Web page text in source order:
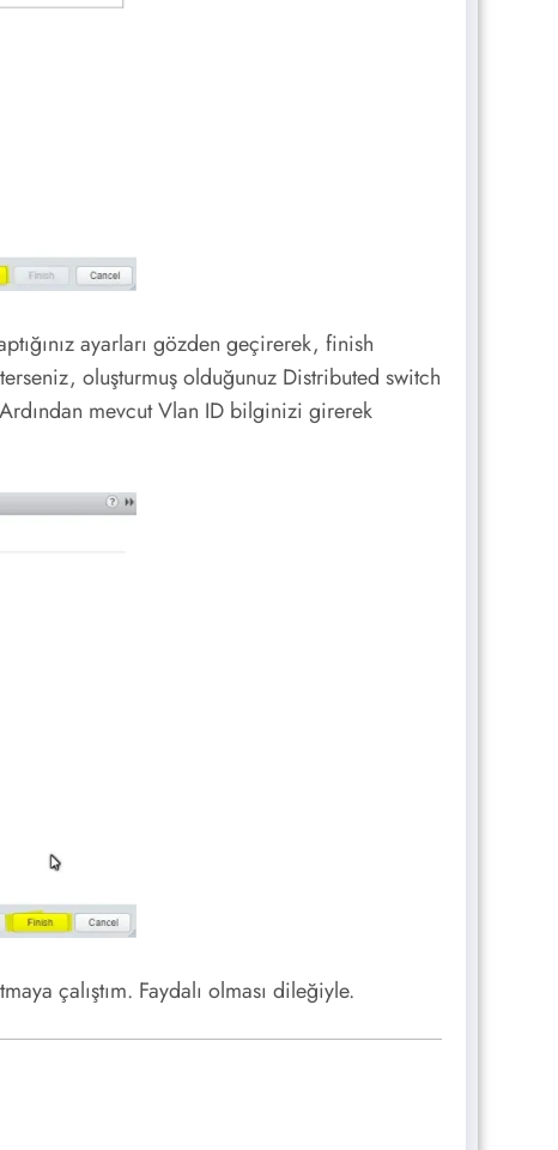
ayarları gözden geçirerek, finish
oluşturmuş olduğunuz Distributed switch
mevcut Vlan ID bilginizi girerek
çalıştım. Faydalı olması dileğiyle.